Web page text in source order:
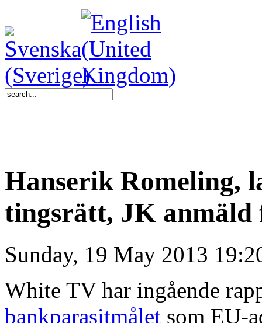
Hanserik Romeling,
tingsrätt, JK
Sunday, 19 May 2013
White TV har ingående
bankparasitmålet som EU-